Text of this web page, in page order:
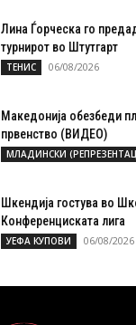
Лина Ѓорческа го
турнирот во Штутгарт
ТЕНИС 06/08/2026
Македонија обезбеди
првенство (ВИДЕО)
МЛАДИНСКИ
Шкендија гостува во
Конференциската лига
УЕФА КУПОВИ 06/08/2026